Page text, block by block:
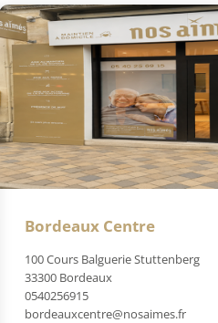
Bordeaux Centre
100 Cours Balguerie Stuttenberg
33300 Bordeaux
0540256915
bordeauxcentre@nosaimes.fr